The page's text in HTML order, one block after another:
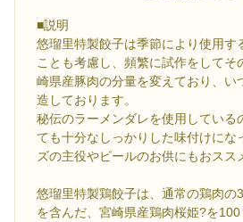
■説明
悠瑠里特製餃子は季節により使用す
ことも考慮し、頻繁に試作をしてそ
崎県産豚肉の分量を変えており、い
造しております。
秘伝のラーメンダレを使用している
ても十分なしっかりした味付けにな
ズの主役やビールのお供にもおスス
悠瑠里特製鶏餃子は、通常の鶏肉の
を含んだ、宮崎県産鶏肉桜姫?を